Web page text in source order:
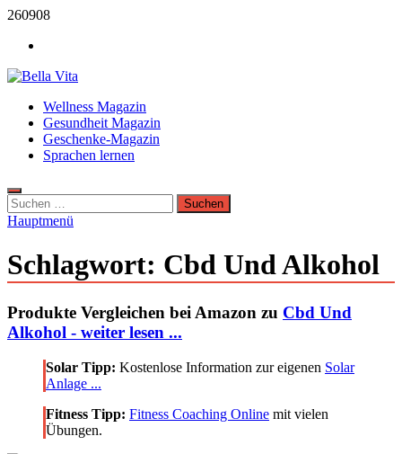
Zum
springen
260908
Bella Vita Wellness Fitness Tipps
Wellness Sport und Erholung mit Bella Vita Fitness Tipps
Wellness Magazin
Gesundheit Magazin
Geschenke-Magazin
Sprachen lernen
Suchen
nach:
Hauptmenü
Schlagwort: Cbd Und Alkohol
Produkte Vergleichen bei Amazon zu Cbd Und
Alkohol - weiter lesen ...
Solar Tipp: Kostenlose Information zur eigenen Solar
Anlage ...
Fitness Tipp: Fitness Coaching Online mit vielen
Übungen.